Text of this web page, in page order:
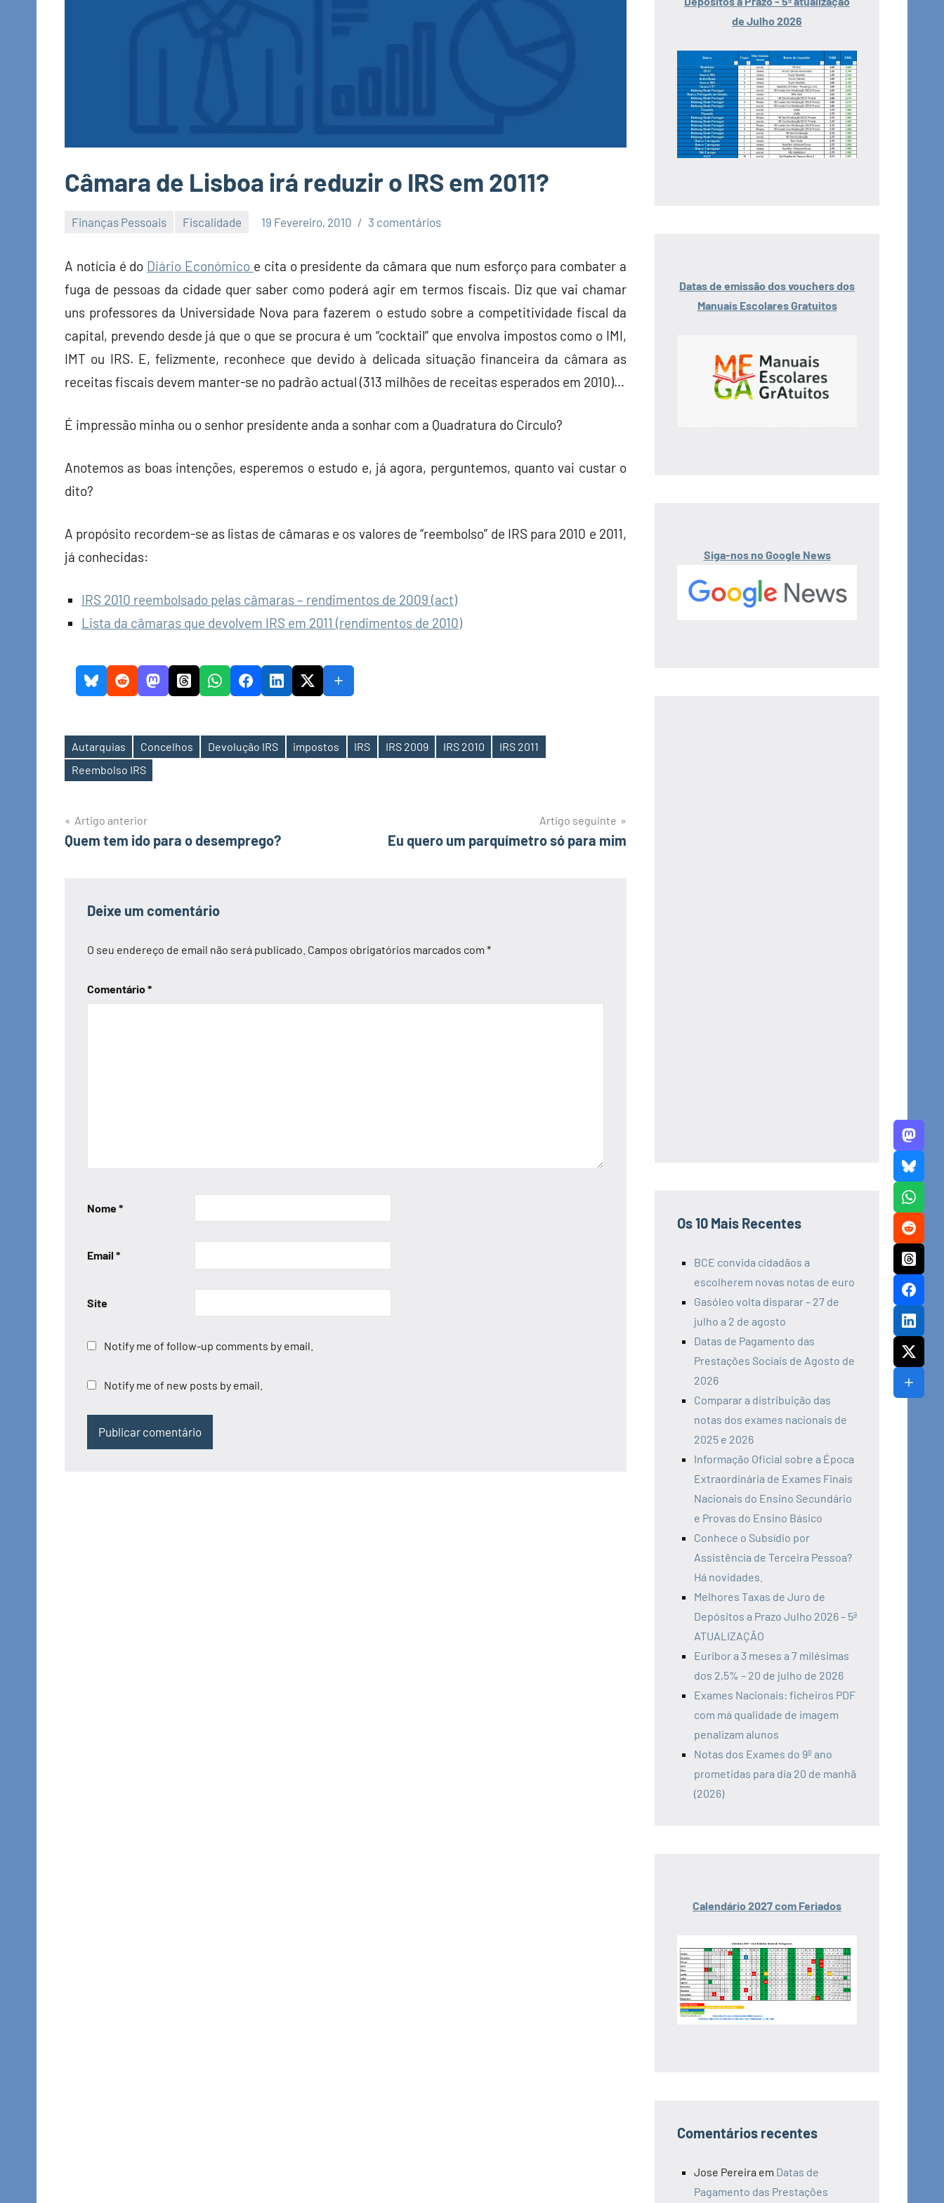
Câmara de Lisboa irá reduzir o IRS em 2011?
Finanças Pessoais Fiscalidade 19 Fevereiro, 2010
Economia
Finanças
3 comentários
A notícia é do Diário Económico e cita o presidente da câmara que num esforço para combater a
fuga de pessoas da cidade quer saber como poderá agir em termos fiscais. Diz que vai chamar
uns professores da Universidade Nova para fazerem o estudo sobre a competitividade fiscal da
capital, prevendo desde já que o que se procura é um “cocktail” que envolva impostos como o IMI,
IMT ou IRS. E, felizmente, reconhece que devido à delicada situação financeira da câmara as
receitas fiscais devem manter-se no padrão actual (313 milhões de receitas esperados em 2010)…
É impressão minha ou o senhor presidente anda a sonhar com a Quadratura do Círculo?
Anotemos as boas intenções, esperemos o estudo e, já agora, perguntemos, quanto vai custar o
dito?
A propósito recordem-se as listas de câmaras e os valores de “reembolso” de IRS para 2010 e 2011,
já conhecidas:
IRS 2010 reembolsado pelas câmaras – rendimentos de 2009 (act)
Lista da câmaras que devolvem IRS em 2011 (rendimentos de 2010)
Etiquetas
Autarquias Concelhos Devolução IRS impostos IRS IRS 2009 IRS 2010
IRS 2011
Reembolso IRS
Navegação
de
Artigo anterior
Quem tem ido para o desemprego?
Artigo seguinte
Eu quero um parquímetro só para mim
Deixe um comentário
O seu endereço de email não será publicado. Campos obrigatórios marcados com *
Comentário*
Nome*
Email *
Site
Notify me of follow-up comments by email.
Notify me of new posts by email.
de Julho 2026
Datas de emissão dos vouchers dos
Manuais Escolares Gratuitos
Siga-nos no Google News
Os 10 Mais Recentes
BCE convida cidadãos a
escolherem novas notas de euro
Gasóleo volta disparar – 27 de
julho a 2 de agosto
Datas de Pagamento das
Prestações Sociais de Agosto de
2026
Comparar a distribuição das
notas dos exames nacionais de
2025 e 2026
Informação Oficial sobre a Época
Extraordinária de Exames Finais
Nacionais do Ensino Secundário
e Provas do Ensino Básico
Conhece o Subsídio por
Assistência de Terceira Pessoa?
Há novidades.
Melhores Taxas de Juro de
Depósitos a Prazo Julho 2026 – 5ª
ATUALIZAÇÃO
Euribor a 3 meses a 7 milésimas
dos 2,5% – 20 de julho de 2026
Exames Nacionais: ficheiros PDF
com má qualidade de imagem
penalizam alunos
Notas dos Exames do 9º ano
prometidas para dia 20 de manhã
(2026)
Calendário 2027 com Feriados
Comentários recentes
Jose Pereira em Datas de
Pagamento das Prestações